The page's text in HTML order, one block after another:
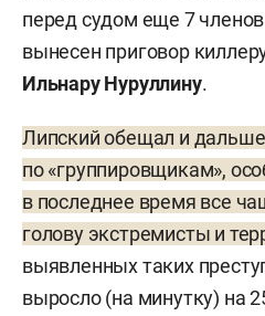
перед судом еще 7
вынесен приговор
Ильнару Нуруллину.
Липский обещал и
по «группировщикам»,
в последнее время все
голову экстремисты и
выявленных таких
выросло (на минутку) на